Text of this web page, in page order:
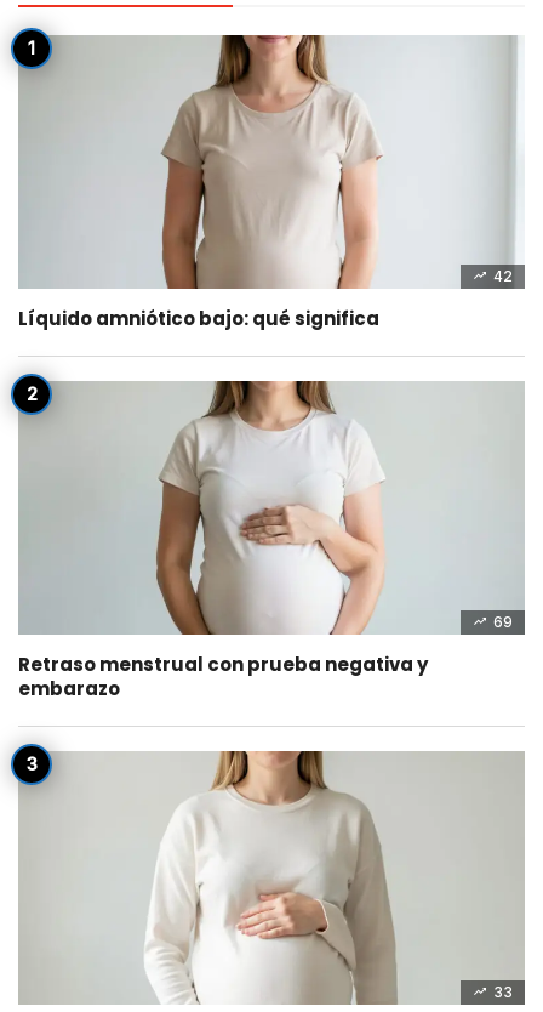
42
Líquido amniótico bajo: qué significa
69
Retraso menstrual con prueba negativa y
embarazo
33